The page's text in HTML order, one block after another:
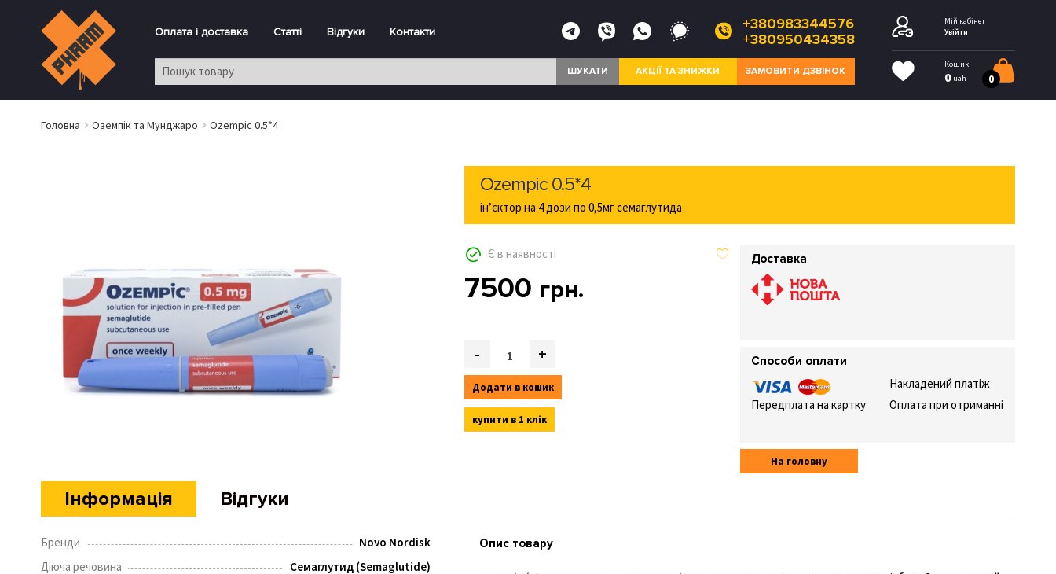
Оплата і доставка Статті Відгуки Контакти
+380983344576
+380950434358
ШУКАТИ АКЦІЇ ТА ЗНИЖКИ ЗАМОВИТИ ДЗВІНОК
Мій кабінет
Увійти
Кошик
0 uah 0
Головна Оземпік та Мунджаро Ozempic 0.5*4
Доставка
Способи оплати
Передплата на картку
Накладений платіж
Оплата при отриманні
На головну
Ozempic 0.5*4
ін’єктор на 4 дози по 0,5мг семаглутида
Є в наявності
7500 грн.
- +
Додати в кошик
купити в 1 клік
Інформація Відгуки
Бренди
Novo Nordisk
Діюча речовина
Семаглутид (Semaglutide)
Опис товару